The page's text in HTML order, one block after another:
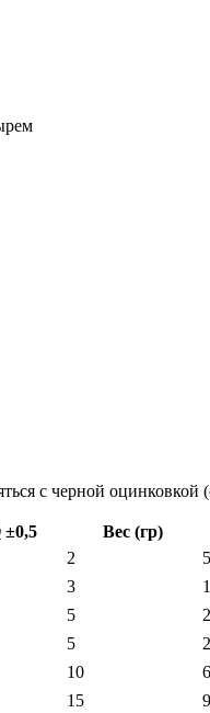
с черной оцинковкой
±0,5 Вес (гр)
2
5
3
5
5
10
15